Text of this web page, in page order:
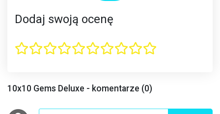
Dodaj swoją ocenę
10x10 Gems Deluxe - komentarze (0)